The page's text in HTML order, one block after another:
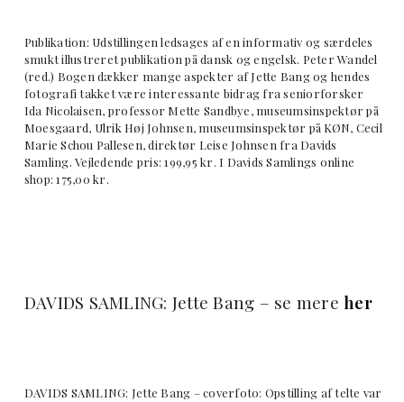
Publikation: Udstillingen ledsages af en informativ og særdeles
smukt illustreret publikation på dansk og engelsk. Peter Wandel
(red.) Bogen dækker mange aspekter af Jette Bang og hendes
fotografi takket være interessante bidrag fra seniorforsker
Ida Nicolaisen, professor Mette Sandbye, museumsinspektør på
Moesgaard, Ulrik Høj Johnsen, museumsinspektør på KØN, Cecil
Marie Schou Pallesen, direktør Leise Johnsen fra Davids
Samling. Vejledende pris: 199,95 kr. I Davids Samlings online
shop: 175,00 kr.
DAVIDS SAMLING: Jette Bang – se mereher
DAVIDS SAMLING: Jette Bang – coverfoto: Opstilling af telte var